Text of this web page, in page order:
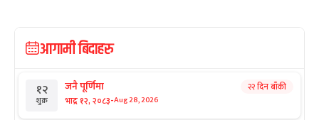
आगामी बिदाहरु
१२
शुक्र
जनै पूर्णिमा
भाद्र १२, २०८३-Aug 28, 2026
२२ दिन बाँकी